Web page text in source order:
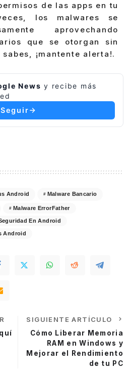
de las apps en tu
los malwares se
aprovechando
que se otorgan sin
¡mantente alerta!.
News y recibe más
Seguir
Android Malware Bancario
Malware ErrorFather
En Android
Android
SIGUIENTE ARTÍCULO
Cómo Liberar Memoria
RAM en Windows y
Mejorar el Rendimiento
de tu PC